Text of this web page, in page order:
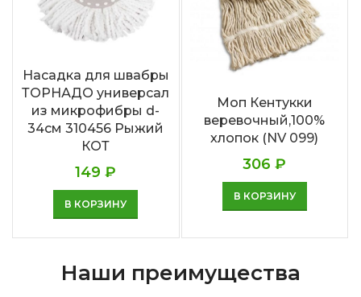
Насадка для швабры
ТОРНАДО универсал
из микрофибры d-
34см 310456 Рыжий
КОТ
149₽
В КОРЗИНУ
Моп Кентукки
веревочный,100%
хлопок (NV 099)
306₽
В КОРЗИНУ
Наши преимущества